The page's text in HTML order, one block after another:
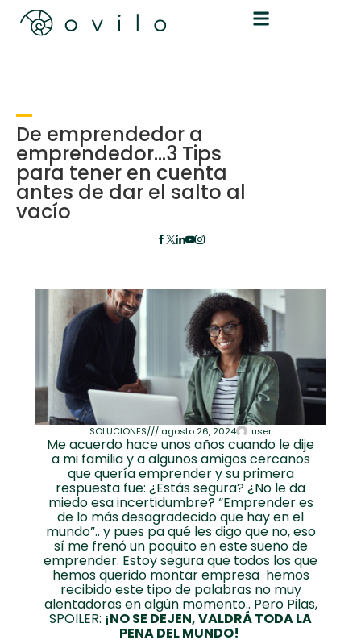
De emprendedor a
emprendedor…3 Tips
para tener en cuenta
antes de dar el salto al
vacío
SOLUCIONES/// agosto 26, 2024 user
Me acuerdo hace unos años cuando le dije
a mi familia y a algunos amigos cercanos
que quería emprender y su primera
respuesta fue: ¿Estás segura? ¿No le da
miedo esa incertidumbre? “Emprender es
de lo más desagradecido que hay en el
mundo”.. y pues pa qué les digo que no, eso
sí me frenó un poquito en este sueño de
emprender. Estoy segura que todos los que
hemos querido montar empresa hemos
recibido este tipo de palabras no muy
alentadoras en algún momento.. Pero Pilas,
SPOILER: ¡NO SE DEJEN, VALDRÁ TODA LA
PENA DEL MUNDO!